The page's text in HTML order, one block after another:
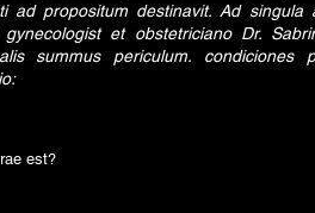
est?
ad propositum destinavit. Ad singula
et obstetriciano Dr.
summus periculum. condiciones